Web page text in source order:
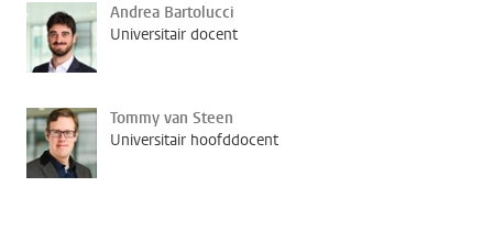
Andrea Bartolucci
Universitair docent
Tommy van Steen
Universitair hoofddocent